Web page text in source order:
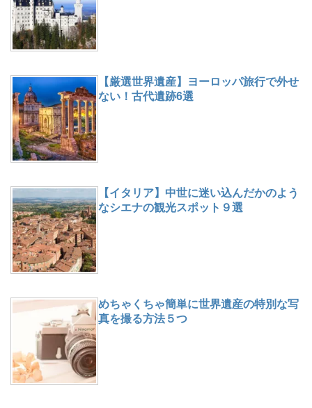
【厳選世界遺産】ヨーロッパ旅行で外せ
ない！古代遺跡6選
【イタリア】中世に迷い込んだかのよう
なシエナの観光スポット９選
めちゃくちゃ簡単に世界遺産の特別な写
真を撮る方法５つ